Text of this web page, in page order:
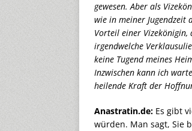
gewesen. Aber als
wie in meiner Jugendzeit
Vorteil einer Vizekönigin,
irgendwelche
keine Tugend meines
Inzwischen kann ich
heilende Kraft der
Anastratin.de: Es gibt
würden. Man sagt, Sie